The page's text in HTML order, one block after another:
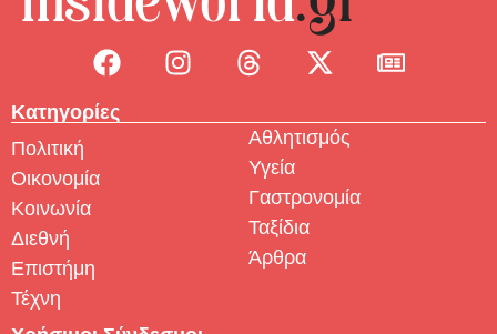
Κατηγορίες
Πολιτική
Οικονομία
Κοινωνία
Διεθνή
Επιστήμη
Τέχνη
Αθλητισμός
Υγεία
Γαστρονομία
Ταξίδια
Άρθρα